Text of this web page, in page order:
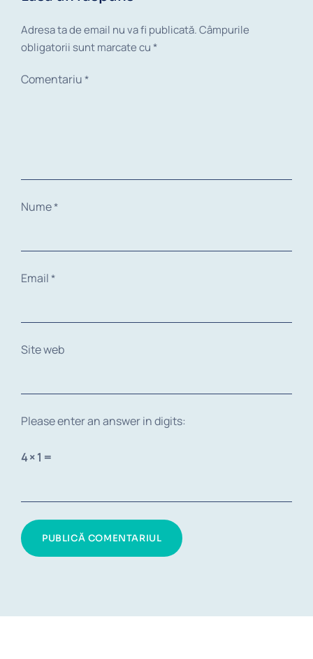
Adresa ta de email nu va fi publicată.Câmpurile
obligatorii sunt marcate cu*
Comentariu*
Nume*
Email*
Site web
Please enter an answer in digits:
4 × 1 =